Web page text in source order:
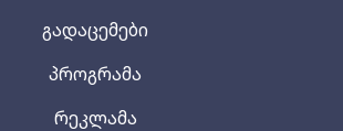
გადაცემები
პროგრამა
რეკლამა